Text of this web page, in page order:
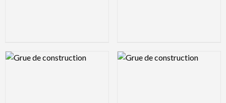
Logo Preview Image Logo Preview Image